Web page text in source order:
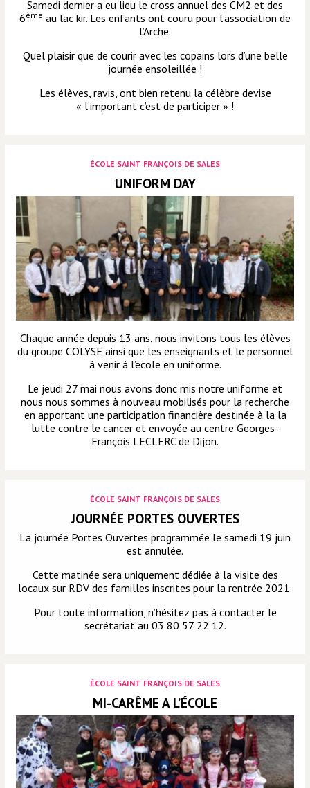
Samedi dernier a eu lieu le cross annuel des CM2 et des
6ème au lac kir. Les enfants ont couru pour l’association de
l’Arche.
Quel plaisir que de courir avec les copains lors d’une belle
journée ensoleillée !
Les élèves, ravis, ont bien retenu la célèbre devise
« l’important c’est de participer » !
ÉCOLE SAINT FRANÇOIS DE SALES
UNIFORM DAY
Chaque année depuis 13 ans, nous invitons tous les élèves
du groupe COLYSE ainsi que les enseignants et le personnel
à venir à l’école en uniforme.
Le jeudi 27 mai nous avons donc mis notre uniforme et
nous nous sommes à nouveau mobilisés pour la recherche
en apportant une participation financière destinée à la la
lutte contre le cancer et envoyée au centre Georges-
François LECLERC de Dijon.
ÉCOLE SAINT FRANÇOIS DE SALES
JOURNÉE PORTES OUVERTES
La journée Portes Ouvertes programmée le samedi 19 juin
est annulée.
Cette matinée sera uniquement dédiée à la visite des
locaux sur RDV des familles inscrites pour la rentrée 2021.
Pour toute information, n’hésitez pas à contacter le
secrétariat au 03 80 57 22 12.
ÉCOLE SAINT FRANÇOIS DE SALES
MI-CARÊME A L’ÉCOLE